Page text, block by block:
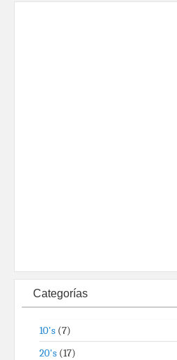
Categorías
10's (7)
20's (17)